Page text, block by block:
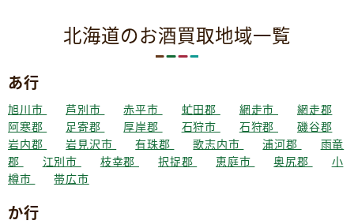
北海道のお酒買取地域一覧
あ行
旭川市 芦別市 赤平市 虻田郡 網走市
網走郡
阿寒郡
足寄郡 厚岸郡 石狩市 石狩郡
磯谷郡
岩内郡
岩見沢市 有珠郡 歌志内市 浦河郡
雨竜
郡
江別市 枝幸郡 択捉郡 恵庭市 奥尻郡
小
樽市
帯広市
か行